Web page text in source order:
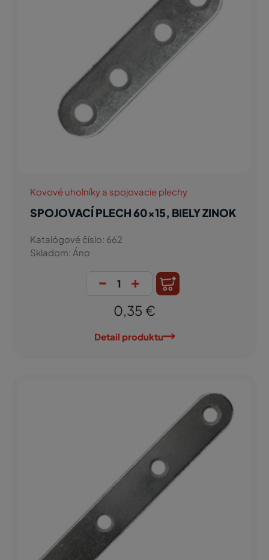
Kovové uholníky a spojovacie plechy
SPOJOVACÍ PLECH 60x15, BIELY ZINOK
Katalógové číslo: 662
Skladom: Áno
- +
0,35 €
Detail produktu